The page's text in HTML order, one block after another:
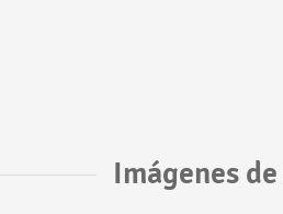
Imágenes